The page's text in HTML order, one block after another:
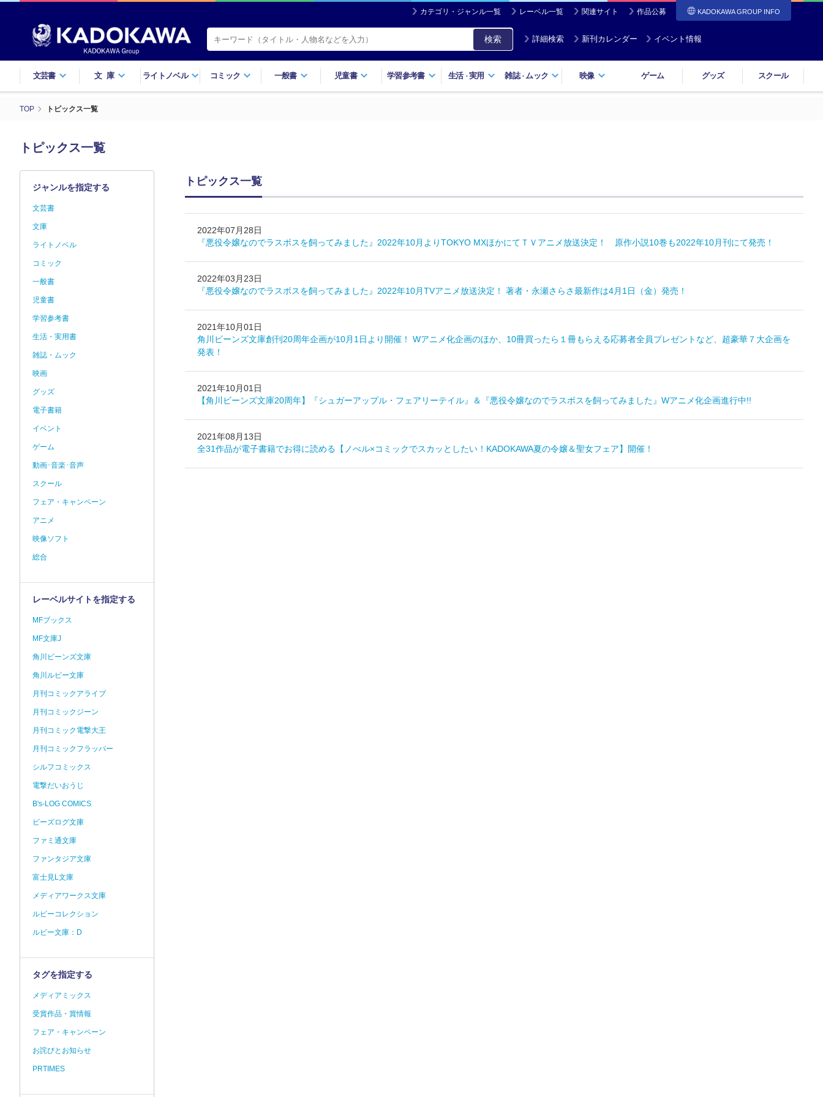
カテゴリ・ジャンル一覧 レーベル一覧 関連サイト 作品公募 KADOKAWA GROUP INFO
検索 詳細検索 新刊カレンダー イベント情報
文芸書 文庫 ライトノベル コミック 一般書 児童書 学習参考書 生活・実用 雑誌・ ムック 映像 ゲーム グッズ スクール
TOP トピックス一覧
トピックス一覧
トピックス一覧
2022年07月28日
『悪役令嬢なのでラスボスを飼ってみました』2022年10月よりTOKYO MXほかにてＴＶアニメ放送決定！ 原作小説10巻も2022年10月刊にて発売！
2022年03月23日
『悪役令嬢なのでラスボスを飼ってみました』2022年10月TVアニメ放送決定！ 著者・永瀬さらさ最新作は4月1日（金）発売！
2021年10月01日
角川ビーンズ文庫創刊20周年企画が10月1日より開催！ Wアニメ化企画のほか、10冊買ったら１冊もらえる応募者全員プレゼントなど、超豪華７大企画を
発表！
2021年10月01日
【角川ビーンズ文庫20周年】『シュガーアップル・フェアリーテイル』＆『悪役令嬢なのでラスボスを飼ってみました』Wアニメ化企画進行中!!
2021年08月13日
全31作品が電子書籍でお得に読める【ノべル×コミックでスカッとしたい！KADOKAWA夏の令嬢＆聖女フェア】開催！
ジャンルを指定する
文芸書
文庫
ライトノベル
コミック
一般書
児童書
学習参考書
生活・実用書
雑誌・ムック
映画
グッズ
電子書籍
イベント
ゲーム
動画･音楽･音声
スクール
フェア・キャンペーン
アニメ
映像ソフト
総合
レーベルサイトを指定する
MFブックス
MF文庫J
角川ビーンズ文庫
角川ルビー文庫
月刊コミックアライブ
月刊コミックジーン
月刊コミック電撃大王
月刊コミックフラッパー
シルフコミックス
電撃だいおうじ
B's-LOG COMICS
ビーズログ文庫
ファミ通文庫
ファンタジア文庫
富士見L文庫
メディアワークス文庫
ルビーコレクション
ルビー文庫：D
タグを指定する
メディアミックス
受賞作品・賞情報
フェア・キャンペーン
お詫びとお知らせ
PRTIMES